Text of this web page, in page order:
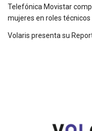
Telefónica Movistar
mujeres en roles técnicos
Volaris presenta su